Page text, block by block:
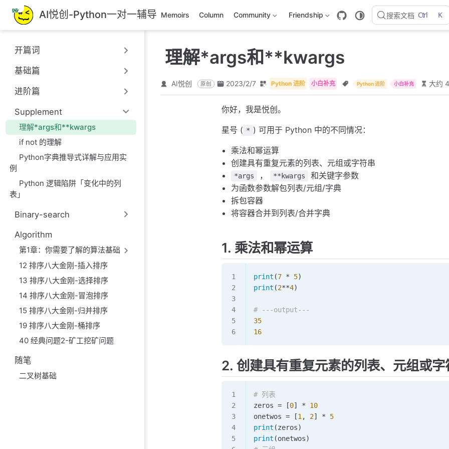
跳
至
主
內
容
AI悦创-Python一对一辅导 Memoirs Column Community Friendship 搜索文档 Ctrl K
开篇词
基础篇
进阶篇
Supplement
理解*args和**kwargs
if not 的理解
Python字典推导式详解与应用实
例
Python 逻辑陷阱「变化中的列
表」
Binary-search
Algorithm
第1章：你需要了解的算法基础
12 排序八大金刚-插入排序
13 排序八大金刚-选择排序
14 排序八大金刚-冒泡排序
15 排序八大金刚-归并排序
19 排序八大金刚-桶排序
40 经典问题2-矿工挖矿问题
随笔
二叉树基础
理解*args和**kwargs
AI悦创 原创 2023/2/7 Python 进阶 小白补充 Python 进阶 小白补充 大约
你好，我是悦创。
星号 ( * ) 可用于 Python 中的不同情况：
乘法和幂运算
创建具有重复元素的列表、元组或字符串
*args ， **kwargs
和关键字参数
为函数参数解包列表/元组/字典
拆包容器
将容器合并到列表/合并字典
1. 乘法和幂运算
print (7 * 5)
print (2**4)
# ---output---
35
16
2. 创建具有重复元素的列表、元组或字
# 列表
zeros = [0] * 10
onetwos = [1 , 2] * 5
print (zeros)
print (onetwos)